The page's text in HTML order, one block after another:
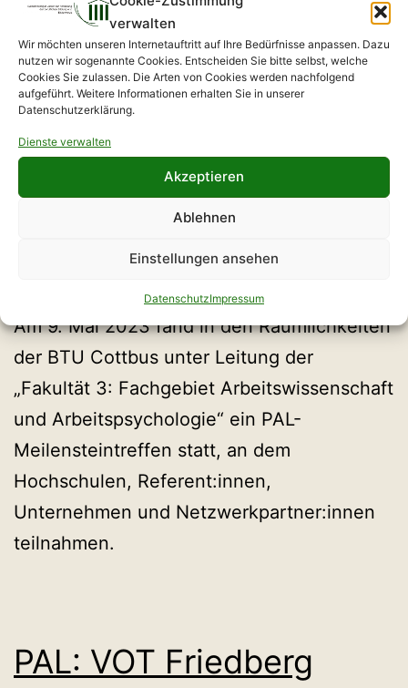
verwalten
Wir möchten unseren Internetauftritt auf Ihre Bedürfnisse anpassen. Dazu
nutzen wir sogenannte Cookies. Entscheiden Sie bitte selbst, welche
Cookies Sie zulassen. Die Arten von Cookies werden nachfolgend
aufgeführt. Weitere Informationen erhalten Sie in unserer
Datenschutzerklärung.
Dienste verwalten
Akzeptieren
Ablehnen
Einstellungen ansehen
DatenschutzImpressum
Am 12.05.2023 fand bei der voestalpine
Wire Germany GmbH ein Vor-Ort-Termin
statt – gemeinsam mit der TU Dresden und
dem GVFB.
PAL-Meilensteintreffen
an der BTU Cottbus
Am 9. Mai 2023 fand in den Räumlichkeiten
der BTU Cottbus unter Leitung der
„Fakultät 3: Fachgebiet Arbeitswissenschaft
und Arbeitspsychologie“ ein PAL-
Meilensteintreffen statt, an dem
Hochschulen, Referent:innen,
Unternehmen und Netzwerkpartner:innen
teilnahmen.
PAL: VOT Friedberg